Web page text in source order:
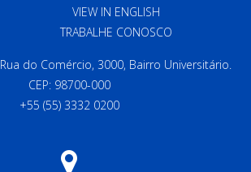
VIEW IN ENGLISH
TRABALHE CONOSCO
Rua do Comércio, 3000, Bairro Universitário.
CEP: 98700-000
+55 (55) 3332 0200